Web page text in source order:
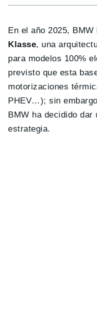
En el año 2025,
Klasse, una
para modelos 100%
previsto que esta
motorizaciones
PHEV…); sin
BMW ha decidido
estrategia.